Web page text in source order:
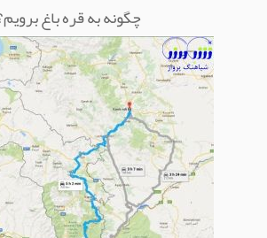
چگونه به قره باغ